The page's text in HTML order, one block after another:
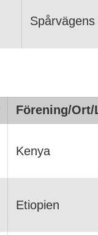
Spårvägens
Förening/Ort/
Kenya
Etiopien